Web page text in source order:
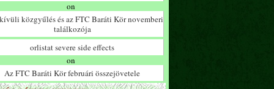
on
közgyűlés és az FTC Baráti Kör novemberi
találkozója
orlistat severe side effects
on
Az FTC Baráti Kör februári összejövetele